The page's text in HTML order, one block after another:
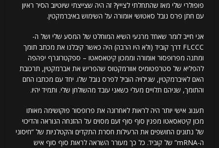
פופולרי שלי מאז שהתחלתי לצייץ? זה היה שצייצתי שיוטיוב הסיר ראיון
עם חתן פרס נובל סאטושי אומורה על השימוש באיברמקטין.
אני חייב לומר שאחד מרגעי השיא המוחלט של המסע שלי ושל ה-
FLCCC דרך קוביד (ולא היו הרבה) היה כאשר קיבלנו את מכתב תומך
ומתנה מפרופסור אומורה וממכון קיטאסאטו – ספקטרוגרף יפהפה
להפליא של סטרפטומיס אוורמקטוס שהפריש את אברמקטין, תרכובת
האם לאיברמקטין, שגילויה הוביל לפרס נובל שלו. יחד עם מכתבו החם
והתומך, שניהם תלויים מעלי כשאני עובד מהשולחן שלי. ותמיד יהיו.
תענוג אישי יותר היה לראות לאחרונה את פרופסור פוקושימה מאותו
מכון קיטאסאטו מפגין סוף סוף זעם מסוים על ההזנחה הנוראה והדיכוי
של נתונים החושפים את הרעילות חסרת התקדים והקטלניות של “חיסוני
ה-mRNA” של קוביד. כל כך מעורר השראה לראות סוף סוף איש